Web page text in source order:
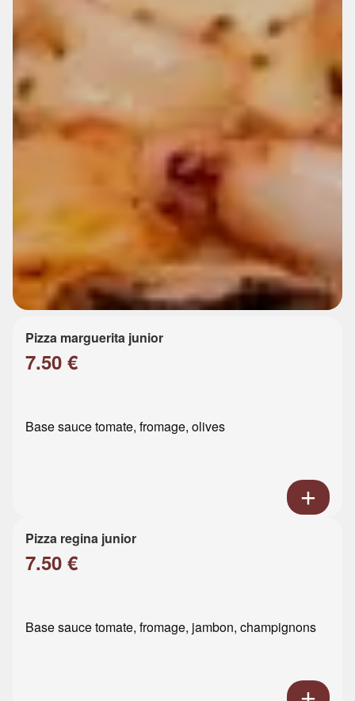
Pizza marguerita junior
7.50 €
Base sauce tomate, fromage, olives
Pizza regina junior
7.50 €
Base sauce tomate, fromage, jambon, champignons